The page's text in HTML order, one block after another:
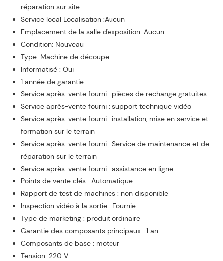
réparation sur site
Service local Localisation :Aucun
Emplacement de la salle d'exposition :Aucun
Condition: Nouveau
Type: Machine de découpe
Informatisé : Oui
1 année de garantie
Service après-vente fourni : pièces de rechange gratuites
Service après-vente fourni : support technique vidéo
Service après-vente fourni : installation, mise en service et
formation sur le terrain
Service après-vente fourni : Service de maintenance et de
réparation sur le terrain
Service après-vente fourni : assistance en ligne
Points de vente clés : Automatique
Rapport de test de machines : non disponible
Inspection vidéo à la sortie : Fournie
Type de marketing : produit ordinaire
Garantie des composants principaux : 1 an
Composants de base : moteur
Tension: 220 V